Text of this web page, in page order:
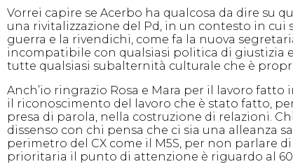
Vorrei capire se Acerbo ha qualcosa da dire su
una rivitalizzazione del Pd, in un contesto in
guerra e la rivendichi, come fa la nuova
incompatibile con qualsiasi politica di giustizia
tutte qualsiasi subalternità culturale che è
Anch’io ringrazio Rosa e Mara per il lavoro
il riconoscimento del lavoro che è stato fatto,
presa di parola, nella costruzione di relazioni.
dissenso con chi pensa che ci sia una alleanza
perimetro del CX come il M5S, per non parlare
prioritaria il punto di attenzione è riguardo al